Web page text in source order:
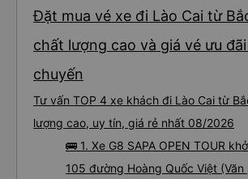
Đặt mua vé xe đi Lào Cai từ
chất lượng cao và giá vé ưu
chuyến
Tư vấn TOP 4 xe khách đi Lào Cai từ
lượng cao, uy tín, giá rẻ nhất 08/2026
🚌 1. Xe G8 SAPA OPEN TOUR
105 đường Hoàng Quốc Việt (Văn